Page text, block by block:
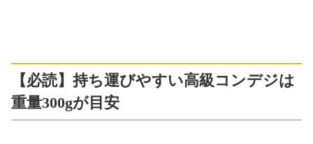
【必読】持ち運びやすい高級コンデジは
重量300gが目安